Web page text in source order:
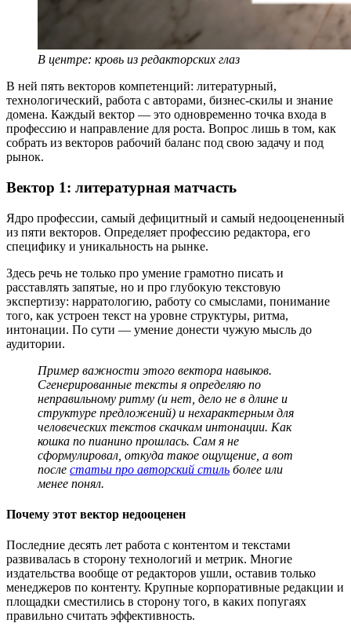
В центре: кровь из редакторских глаз
В ней пять векторов компетенций: литературный,
технологический, работа с авторами, бизнес-скилы и знание
домена. Каждый вектор — это одновременно точка входа в
профессию и направление для роста. Вопрос лишь в том, как
собрать из векторов рабочий баланс под свою задачу и под
рынок.
Вектор 1: литературная матчасть
Ядро профессии, самый дефицитный и самый недооцененный
из пяти векторов. Определяет профессию редактора, его
специфику и уникальность на рынке.
Здесь речь не только про умение грамотно писать и
расставлять запятые, но и про глубокую текстовую
экспертизу: нарратологию, работу со смыслами, понимание
того, как устроен текст на уровне структуры, ритма,
интонации. По сути — умение донести чужую мысль до
аудитории.
Пример важности этого вектора навыков.
Сгенерированные тексты я определяю по
неправильному ритму (и нет, дело не в длине и
структуре предложений) и нехарактерным для
человеческих текстов скачкам интонации. Как
кошка по пианино прошлась. Сам я не
сформулировал, откуда такое ощущение, а вот
после статьи про авторский стиль более или
менее понял.
Почему этот вектор недооценен
Последние десять лет работа с контентом и текстами
развивалась в сторону технологий и метрик. Многие
издательства вообще от редакторов ушли, оставив только
менеджеров по контенту. Крупные корпоративные редакции и
площадки сместились в сторону того, в каких попугаях
правильно считать эффективность.